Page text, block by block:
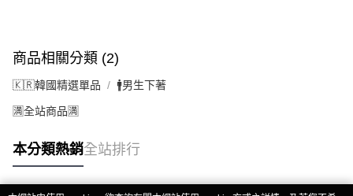
商品相關分類 (2)
🇰🇷韓國精選單品 🚹男生下著
🈵全站商品🈵
本分類熱銷全站排行